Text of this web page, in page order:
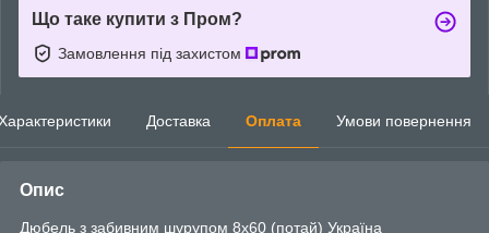
Що таке купити з Пром?
Замовлення під захистом
Доставка Оплата Умови повернення
Опис
Дюбель з забивним шурупом 8х60 (потай) Україна